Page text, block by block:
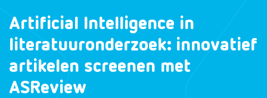
Artificial Intelligence in
literatuuronderzoek: innovatief
artikelen screenen met
ASReview